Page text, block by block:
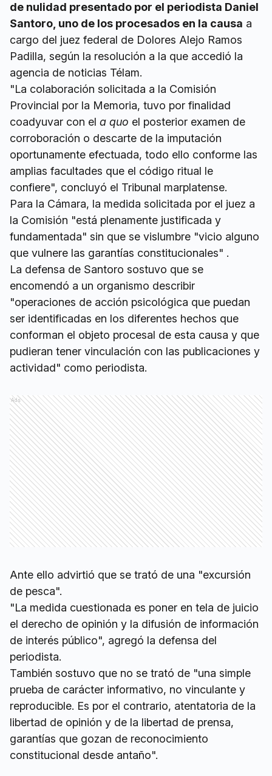
de nulidad presentado por el periodista Daniel
Santoro, uno de los procesados en la causa a
cargo del juez federal de Dolores Alejo Ramos
Padilla, según la resolución a la que accedió la
agencia de noticias Télam.
"La colaboración solicitada a la Comisión
Provincial por la Memoria, tuvo por finalidad
coadyuvar con el a quo el posterior examen de
corroboración o descarte de la imputación
oportunamente efectuada, todo ello conforme las
amplias facultades que el código ritual le
confiere", concluyó el Tribunal marplatense.
Para la Cámara, la medida solicitada por el juez a
la Comisión "está plenamente justificada y
fundamentada" sin que se vislumbre "vicio alguno
que vulnere las garantías constitucionales" .
La defensa de Santoro sostuvo que se
encomendó a un organismo describir
"operaciones de acción psicológica que puedan
ser identificadas en los diferentes hechos que
conforman el objeto procesal de esta causa y que
pudieran tener vinculación con las publicaciones y
actividad" como periodista.
Ads
Ante ello advirtió que se trató de una "excursión
de pesca".
"La medida cuestionada es poner en tela de juicio
el derecho de opinión y la difusión de información
de interés público", agregó la defensa del
periodista.
También sostuvo que no se trató de "una simple
prueba de carácter informativo, no vinculante y
reproducible. Es por el contrario, atentatoria de la
libertad de opinión y de la libertad de prensa,
garantías que gozan de reconocimiento
constitucional desde antaño".